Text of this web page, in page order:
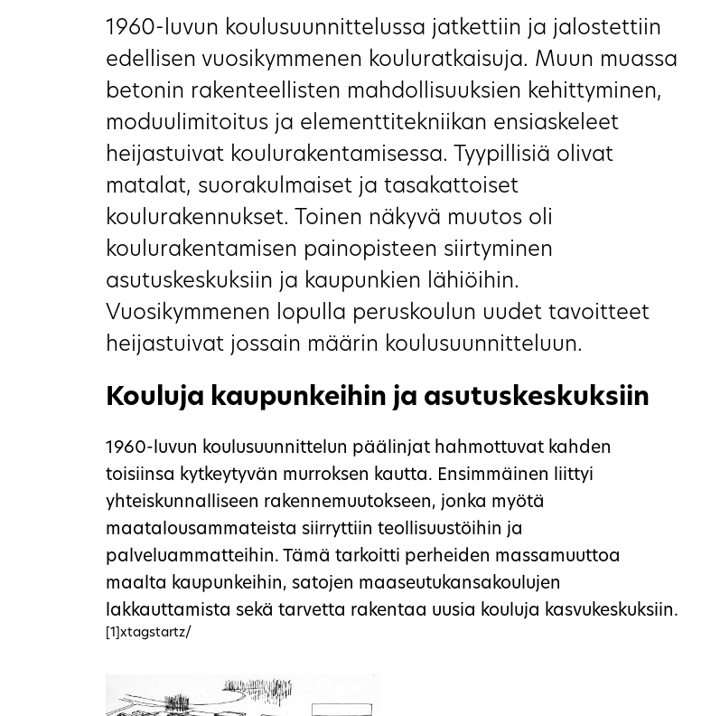
1960-luvun koulusuunnittelussa jatkettiin ja jalostettiin
edellisen vuosikymmenen kouluratkaisuja. Muun muassa
betonin rakenteellisten mahdollisuuksien kehittyminen,
moduulimitoitus ja elementtitekniikan ensiaskeleet
heijastuivat koulurakentamisessa. Tyypillisiä olivat
matalat, suorakulmaiset ja tasakattoiset
koulurakennukset. Toinen näkyvä muutos oli
koulurakentamisen painopisteen siirtyminen
asutuskeskuksiin ja kaupunkien lähiöihin.
Vuosikymmenen lopulla peruskoulun uudet tavoitteet
heijastuivat jossain määrin koulusuunnitteluun.
Kouluja kaupunkeihin ja asutuskeskuksiin
1960-luvun koulusuunnittelun päälinjat hahmottuvat kahden
toisiinsa kytkeytyvän murroksen kautta. Ensimmäinen liittyi
yhteiskunnalliseen rakennemuutokseen, jonka myötä
maatalousammateista siirryttiin teollisuustöihin ja
palveluammatteihin. Tämä tarkoitti perheiden massamuuttoa
maalta kaupunkeihin, satojen maaseutukansakoulujen
lakkauttamista sekä tarvetta rakentaa uusia kouluja kasvukeskuksiin.
[1]xtagstartz/